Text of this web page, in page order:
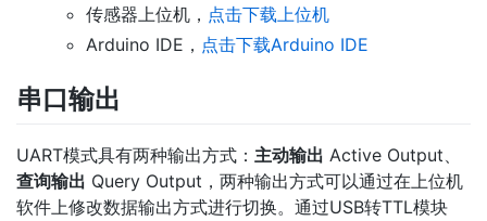
传感器上位机， 点击下载上位机
Arduino IDE， 点击下载Arduino IDE
串口输出
UART模式具有两种输出方式： 主动输出 Active Output、
查询输出 Query Output，两种输出方式可以通过在上位机
软件上修改数据输出方式进行切换。通过USB转TTL模块